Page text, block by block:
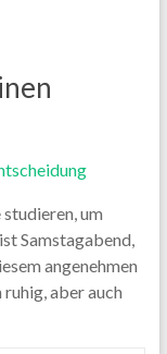
um
Samstagabend,
angenehmen
aber auch